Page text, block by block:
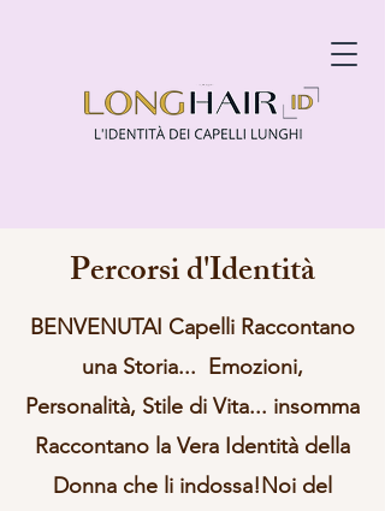
Percorsi d'Identità
BENVENUTAI Capelli Raccontano
una Storia... Emozioni,
Personalità, Stile di Vita... insomma
Raccontano la Vera Identità della
Donna che li indossa!Noi del